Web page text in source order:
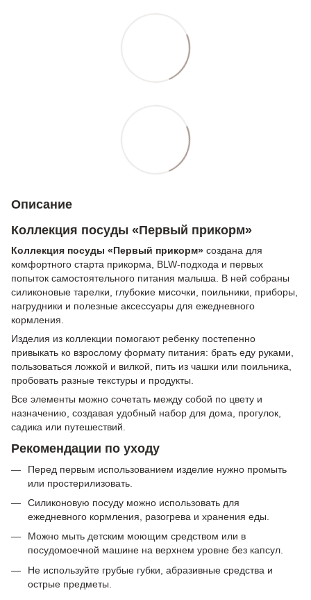
Описание
Коллекция посуды «Первый прикорм»
Коллекция посуды «Первый прикорм» создана для
комфортного старта прикорма, BLW-подхода и первых
попыток самостоятельного питания малыша. В ней собраны
силиконовые тарелки, глубокие мисочки, поильники, приборы,
нагрудники и полезные аксессуары для ежедневного
кормления.
Изделия из коллекции помогают ребенку постепенно
привыкать ко взрослому формату питания: брать еду руками,
пользоваться ложкой и вилкой, пить из чашки или поильника,
пробовать разные текстуры и продукты.
Все элементы можно сочетать между собой по цвету и
назначению, создавая удобный набор для дома, прогулок,
садика или путешествий.
Рекомендации по уходу
Перед первым использованием изделие нужно промыть
или простерилизовать.
Силиконовую посуду можно использовать для
ежедневного кормления, разогрева и хранения еды.
Можно мыть детским моющим средством или в
посудомоечной машине на верхнем уровне без капсул.
Не используйте грубые губки, абразивные средства и
острые предметы.